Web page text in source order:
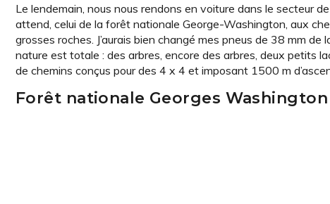
Le lendemain, nous nous rendons en voiture dans le secteur
attend, celui de la forêt nationale George-Washington, aux
grosses roches. J’aurais bien changé mes pneus de 38 mm
nature est totale : des arbres, encore des arbres, deux petits
de chemins conçus pour des 4 x 4 et imposant 1500 m
Forêt nationale Georges Washington